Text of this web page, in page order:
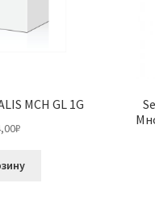
MCH GL 1G
₽